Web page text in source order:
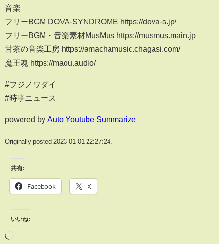
音楽
フリーBGM DOVA-SYNDROME https://dova-s.jp/
フリーBGM・音楽素材MusMus https://musmus.main.jp
甘茶の音楽工房 https://amachamusic.chagasi.com/
魔王魂 https://maou.audio/
#フジノワダイ
#時事ニュース
powered by Auto Youtube Summarize
Originally posted 2023-01-01 22:27:24.
共有:
Facebook X
いいね: